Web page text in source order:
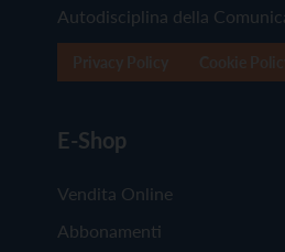
Autodisciplina della
E-Shop
Vendita Online
Abbonamenti